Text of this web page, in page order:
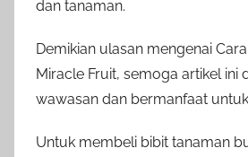
dan tanaman.
Demikian ulasan mengenai
Miracle Fruit, semoga artikel ini
wawasan dan bermanfaat
Untuk membeli bibit tanaman